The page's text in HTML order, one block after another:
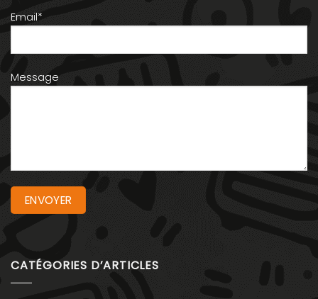
Email*
Message
CATÉGORIES D’ARTICLES